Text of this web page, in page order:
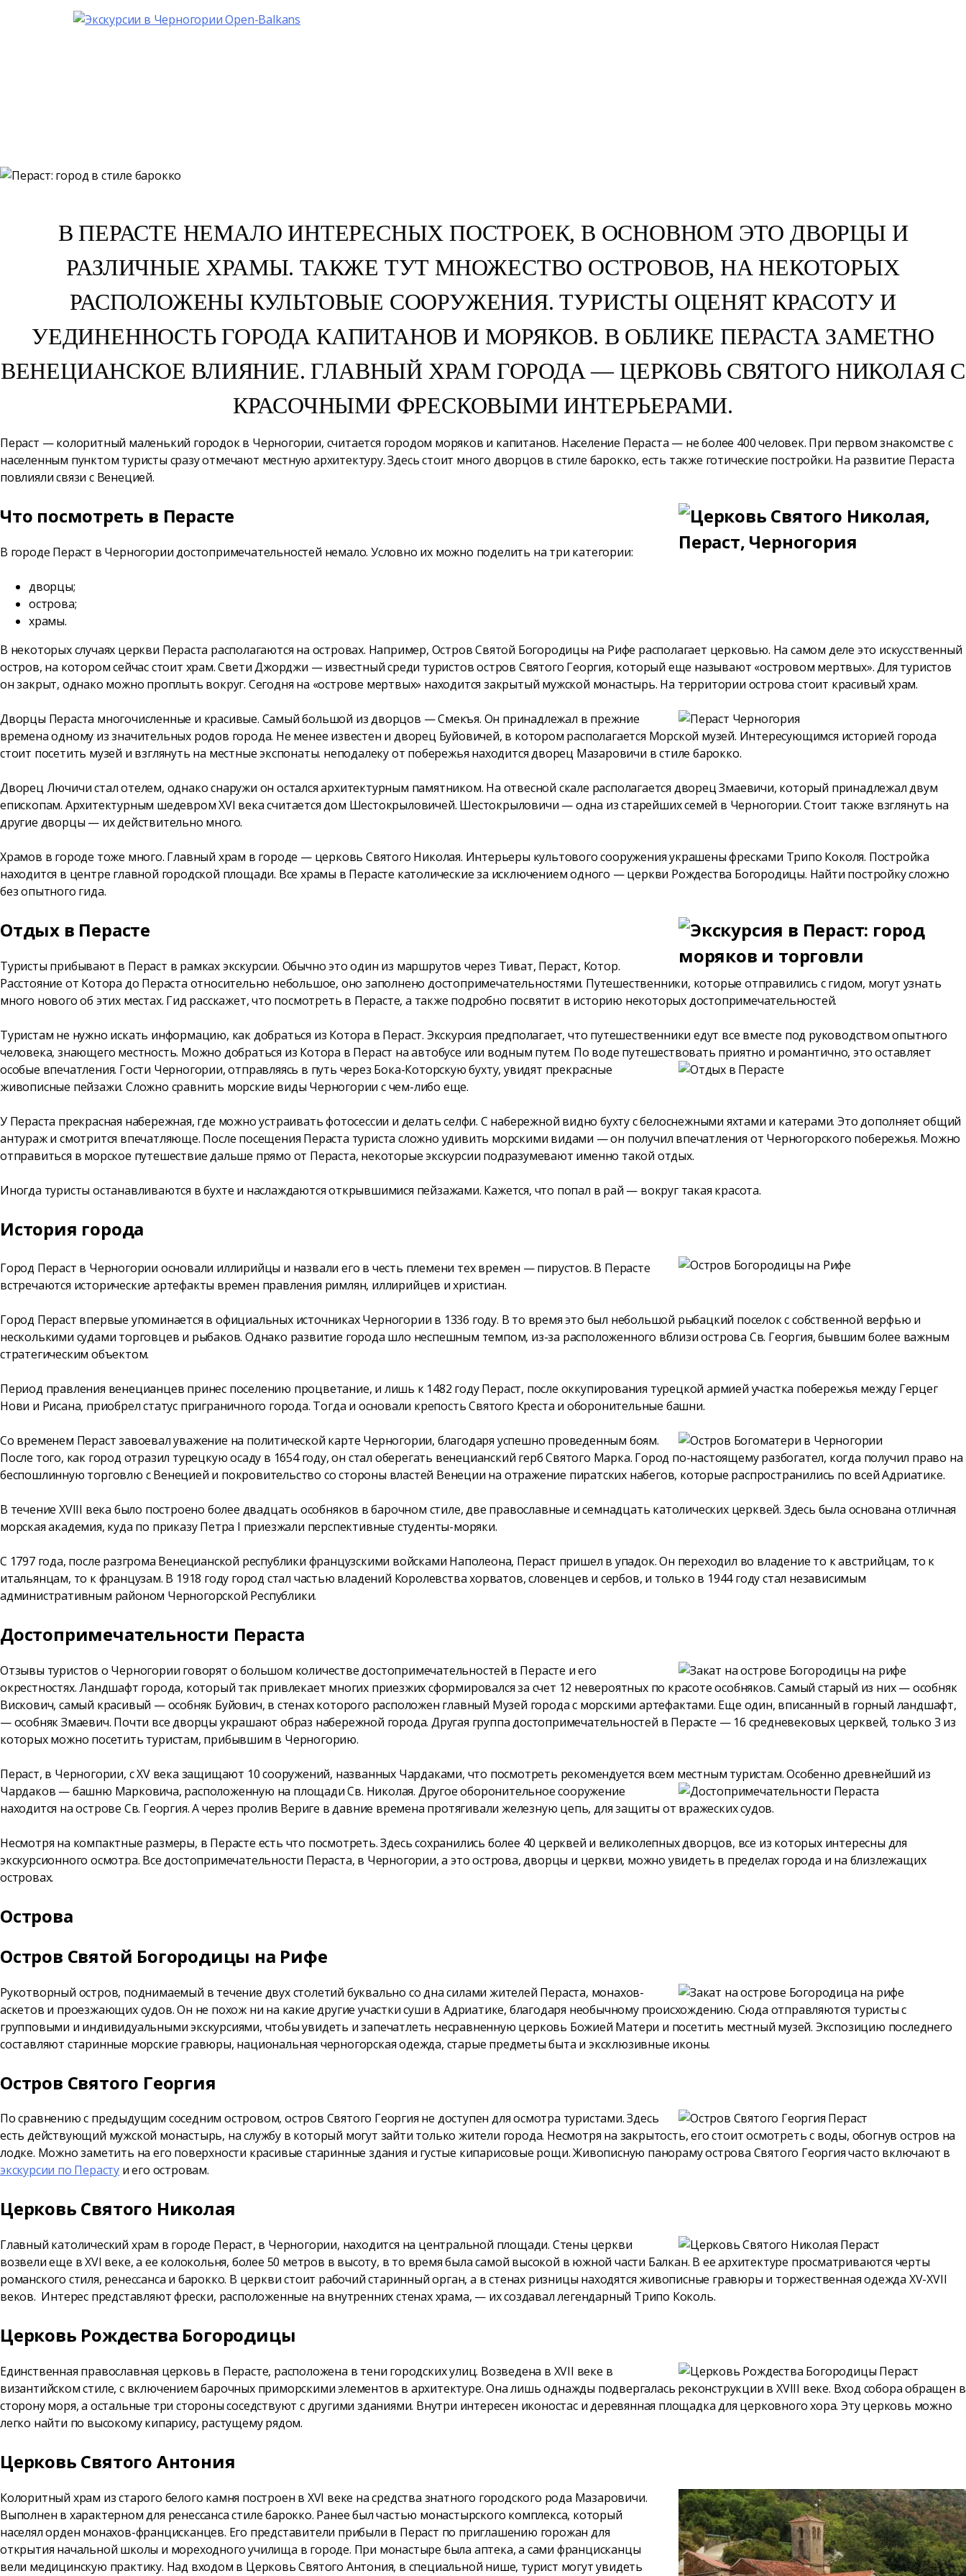
В ПЕРАСТЕ НЕМАЛО ИНТЕРЕСНЫХ ПОСТРОЕК, В ОСНОВНОМ ЭТО ДВОРЦЫ И
РАЗЛИЧНЫЕ ХРАМЫ. ТАКЖЕ ТУТ МНОЖЕСТВО ОСТРОВОВ, НА НЕКОТОРЫХ
РАСПОЛОЖЕНЫ КУЛЬТОВЫЕ СООРУЖЕНИЯ. ТУРИСТЫ ОЦЕНЯТ КРАСОТУ И
УЕДИНЕННОСТЬ ГОРОДА КАПИТАНОВ И МОРЯКОВ. В ОБЛИКЕ ПЕРАСТА ЗАМЕТНО
ВЕНЕЦИАНСКОЕ ВЛИЯНИЕ. ГЛАВНЫЙ ХРАМ ГОРОДА — ЦЕРКОВЬ СВЯТОГО НИКОЛАЯ С
КРАСОЧНЫМИ ФРЕСКОВЫМИ ИНТЕРЬЕРАМИ.
Пераст — колоритный маленький городок в Черногории, считается городом моряков и капитанов. Население Пераста — не более 400 человек. При первом знакомстве с
населенным пунктом туристы сразу отмечают местную архитектуру. Здесь стоит много дворцов в стиле барокко, есть также готические постройки. На развитие Пераста
повлияли связи с Венецией.
Что посмотреть в Перасте
В городе Пераст в Черногории достопримечательностей немало. Условно их можно поделить на три категории:
дворцы;
острова;
храмы.
В некоторых случаях церкви Пераста располагаются на островах. Например, Остров Святой Богородицы на Рифе располагает церковью. На самом деле это искусственный
остров, на котором сейчас стоит храм. Свети Джорджи — известный среди туристов остров Святого Георгия, который еще называют «островом мертвых». Для туристов
он закрыт, однако можно проплыть вокруг. Сегодня на «острове мертвых» находится закрытый мужской монастырь. На территории острова стоит красивый храм.
Дворцы Пераста многочисленные и красивые. Самый большой из дворцов — Смекъя. Он принадлежал в прежние
времена одному из значительных родов города. Не менее известен и дворец Буйовичей, в котором располагается Морской музей. Интересующимся историей города
стоит посетить музей и взглянуть на местные экспонаты. неподалеку от побережья находится дворец Мазаровичи в стиле барокко.
Дворец Лючичи стал отелем, однако снаружи он остался архитектурным памятником. На отвесной скале располагается дворец Змаевичи, который принадлежал двум
епископам. Архитектурным шедевром XVI века считается дом Шестокрыловичей. Шестокрыловичи — одна из старейших семей в Черногории. Стоит также взглянуть на
другие дворцы — их действительно много.
Храмов в городе тоже много. Главный храм в городе — церковь Святого Николая. Интерьеры культового сооружения украшены фресками Трипо Коколя. Постройка
находится в центре главной городской площади. Все храмы в Перасте католические за исключением одного — церкви Рождества Богородицы. Найти постройку сложно
без опытного гида.
Отдых в Перасте
Туристы прибывают в Пераст в рамках экскурсии. Обычно это один из маршрутов через Тиват, Пераст, Котор.
Расстояние от Котора до Пераста относительно небольшое, оно заполнено достопримечательностями. Путешественники, которые отправились с гидом, могут узнать
много нового об этих местах. Гид расскажет, что посмотреть в Перасте, а также подробно посвятит в историю некоторых достопримечательностей.
Туристам не нужно искать информацию, как добраться из Котора в Пераст. Экскурсия предполагает, что путешественники едут все вместе под руководством опытного
человека, знающего местность. Можно добраться из Котора в Пераст на автобусе или водным путем. По воде путешествовать приятно и романтично, это оставляет
особые впечатления. Гости Черногории,отправляясь в путь через Бока-Которскую бухту, увидят прекрасные
живописные пейзажи. Сложно сравнить морские виды Черногории с чем-либо еще.
У Пераста прекрасная набережная, где можно устраивать фотосессии и делать селфи. С набережной видно бухту с белоснежными яхтами и катерами. Это дополняет общий
антураж и смотрится впечатляюще. После посещения Пераста туриста сложно удивить морскими видами — он получил впечатления от Черногорского побережья. Можно
отправиться в морское путешествие дальше прямо от Пераста, некоторые экскурсии подразумевают именно такой отдых.
Иногда туристы останавливаются в бухте и наслаждаются открывшимися пейзажами. Кажется, что попал в рай — вокруг такая красота.
История города
Город Пераст в Черногории основали иллирийцы и назвали его в честь племени тех времен — пирустов. В Перасте
встречаются исторические артефакты времен правления римлян, иллирийцев и христиан.
Город Пераст впервые упоминается в официальных источниках Черногории в 1336 году. В то время это был небольшой рыбацкий поселок с собственной верфью и
несколькими судами торговцев и рыбаков. Однако развитие города шло неспешным темпом, из-за расположенного вблизи острова Св. Георгия, бывшим более важным
стратегическим объектом.
Период правления венецианцев принес поселению процветание, и лишь к 1482 году Пераст, после оккупирования турецкой армией участка побережья между Герцег
Нови и Рисана, приобрел статус приграничного города. Тогда и основали крепость Святого Креста и оборонительные башни.
Со временем Пераст завоевал уважение на политической карте Черногории, благодаря успешно проведенным боям.
После того, как город отразил турецкую осаду в 1654 году, он стал оберегать венецианский герб Святого Марка. Город по-настоящему разбогател, когда получил право на
беспошлинную торговлю с Венецией и покровительство со стороны властей Венеции на отражение пиратских набегов, которые распространились по всей Адриатике.
В течение XVIII века было построено более двадцать особняков в барочном стиле, две православные и семнадцать католических церквей. Здесь была основана отличная
морская академия, куда по приказу Петра I приезжали перспективные студенты-моряки.
С 1797 года, после разгрома Венецианской республики французскими войсками Наполеона, Пераст пришел в упадок. Он переходил во владение то к австрийцам, то к
итальянцам, то к французам. В 1918 году город стал частью владений Королевства хорватов, словенцев и сербов, и только в 1944 году стал независимым
административным районом Черногорской Республики.
Достопримечательности Пераста
Отзывы туристов о Черногории говорят о большом количестве достопримечательностей в Перасте и его
окрестностях. Ландшафт города, который так привлекает многих приезжих сформировался за счет 12 невероятных по красоте особняков. Самый старый из них — особняк
Вискович, самый красивый — особняк Буйович, в стенах которого расположен главный Музей города с морскими артефактами. Еще один, вписанный в горный ландшафт,
— особняк Змаевич. Почти все дворцы украшают образ набережной города. Другая группа достопримечательностей в Перасте — 16 средневековых церквей, только 3 из
которых можно посетить туристам, прибывшим в Черногорию.
Пераст, в Черногории, с XV века защищают 10 сооружений, названных Чардаками, что посмотреть рекомендуется всем местным туристам. Особенно древнейший из
Чардаков — башню Марковича, расположенную на площади Св. Николая. Другоеоборонительное сооружение
находится на острове Св. Георгия. А через пролив Вериге в давние времена протягивали железную цепь, для защиты от вражеских судов.
Несмотря на компактные размеры, в Перасте есть что посмотреть. Здесь сохранились более 40 церквей и великолепных дворцов, все из которых интересны для
экскурсионного осмотра. Все достопримечательности Пераста, в Черногории, а это острова, дворцы и церкви, можно увидеть в пределах города и на близлежащих
островах.
Острова
Остров Святой Богородицы на Рифе
Рукотворный остров, поднимаемый в течение двух столетий буквально со дна силами жителей Пераста, монахов-
аскетов и проезжающих судов. Он не похож ни на какие другие участки суши в Адриатике, благодаря необычному происхождению. Сюда отправляются туристы с
групповыми и индивидуальными экскурсиями, чтобы увидеть и запечатлеть несравненную церковь Божией Матери и посетить местный музей. Экспозицию последнего
составляют старинные морские гравюры, национальная черногорская одежда, старые предметы быта и эксклюзивные иконы.
Остров Святого Георгия
По сравнению с предыдущим соседним островом, остров Святого Георгия не доступен для осмотра туристами. Здесь
есть действующий мужской монастырь, на службу в который могут зайти только жители города. Несмотря на закрытость, его стоит осмотреть с воды, обогнув остров на
лодке. Можно заметить на его поверхности красивые старинные здания и густые кипарисовые рощи. Живописную панораму острова Святого Георгия часто включают в
экскурсии по Перасту и его островам.
Церковь Святого Николая
Главный католический храм в городе Пераст, в Черногории, находится на центральной площади. Стены церкви
возвели еще в XVI веке, а ее колокольня, более 50 метров в высоту, в то время была самой высокой в южной части Балкан. В ее архитектуре просматриваются черты
романского стиля, ренессанса и барокко. В церкви стоит рабочий старинный орган, а в стенах ризницы находятся живописные гравюры и торжественная одежда XV-XVII
веков. Интерес представляют фрески, расположенные на внутренних стенах храма, — их создавал легендарный Трипо Коколь.
Церковь Рождества Богородицы
Единственная православная церковь в Перасте, расположена в тени городских улиц. Возведена в XVII веке в
византийском стиле, с включением барочных приморскими элементов в архитектуре. Она лишь однажды подвергалась реконструкции в XVIII веке. Вход собора обращен в
сторону моря, а остальные три стороны соседствуют с другими зданиями. Внутри интересен иконостас и деревянная площадка для церковного хора. Эту церковь можно
легко найти по высокому кипарису, растущему рядом.
Церковь Святого Антония
Колоритный храм из старого белого камня построен в XVI веке на средства знатного городского рода Мазаровичи.
Выполнен в характерном для ренессанса стиле барокко. Ранее был частью монастырского комплекса, который
населял орден монахов-францисканцев. Его представители прибыли в Пераст по приглашению горожан для
открытия начальной школы и мореходного училища в городе. При монастыре была аптека, а сами францисканцы
вели медицинскую практику. Над входом в Церковь Святого Антония, в специальной нише, турист могут увидеть